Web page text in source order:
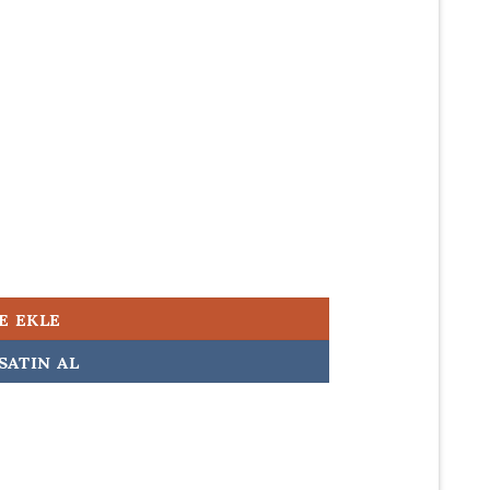
Orijinal Laptop Adaptörü Şarj Aleti adet
EKLE
AL